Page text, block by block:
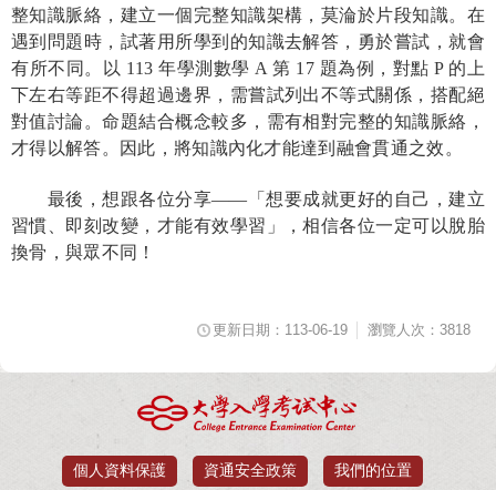
整知識脈絡，建立一個完整知識架構，莫淪於片段知識。在
遇到問題時，試著用所學到的知識去解答，勇於嘗試，就會
有所不同。以 113年學測數學 A第 17 題為例，對點 P 的上
下左右等距不得超過邊界，需嘗試列出不等式關係，搭配絕
對值討論。命題結合概念較多，需有相對完整的知識脈絡，
才得以解答。因此，將知識內化才能達到融會貫通之效。
最後，想跟各位分享——「想要成就更好的自己，建立
習慣、即刻改變，才能有效學習」，相信各位一定可以脫胎
換骨，與眾不同！
更新日期：113-06-19 瀏覽人次：3818
個人資料保護 資通安全政策 我們的位置